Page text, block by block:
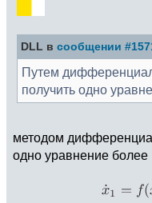
DLL в сообщении
Путем
получить одно
методом
одно уравнение более